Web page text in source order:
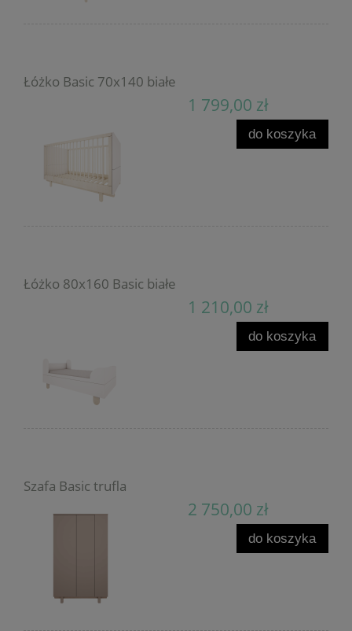
Łóżko Basic 70x140 białe
1 799,00 zł
do koszyka
Łóżko 80x160 Basic białe
1 210,00 zł
do koszyka
Szafa Basic trufla
2 750,00 zł
do koszyka